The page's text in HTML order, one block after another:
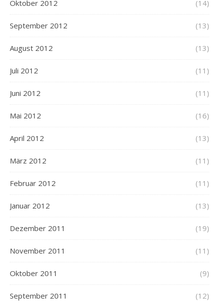
Oktober 2012 (14)
September 2012 (13)
August 2012 (13)
Juli 2012 (11)
Juni 2012 (11)
Mai 2012 (16)
April 2012 (13)
März 2012 (11)
Februar 2012 (11)
Januar 2012 (13)
Dezember 2011 (19)
November 2011 (11)
Oktober 2011 (9)
September 2011 (12)